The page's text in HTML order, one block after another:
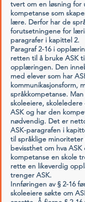
tvert om en løsning for
kompetanse som
lære. Derfor har de
forutsetningene for
paragrafer i kapittel 2.
Paragraf 2-16 i
retten til å bruke ASK
opplæringen. Den
med elever som har
kommunikasjonsform,
språkkompetanse.
skoleeiere,
ASK og har den
nødvendig. Det er
ASK-paragrafen i
til språklige minoriteter
bevissthet om hva
kompetanse en skole
rette en likeverdig
trenger ASK.
Innføringen av § 2-16
skoleeiere søkte om